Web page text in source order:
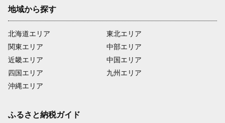
地域から探す
北海道エリア
関東エリア
近畿エリア
四国エリア
沖縄エリア
東北エリア
中部エリア
中国エリア
九州エリア
ふるさと納税ガイド